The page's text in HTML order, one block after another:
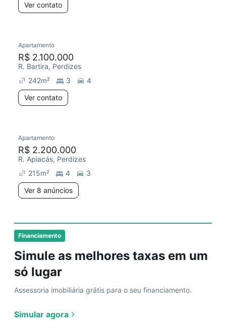
Financiamento
Simule as melhores taxas em um
só lugar
Assessoria imobiliária grátis para o seu financiamento.
Simular agora
Ver contato
Apartamento
R$ 2.100.000
R. Bartira, Perdizes
242m² 3
4
Ver contato
Apartamento
R$ 2.200.000
R. Apiacás, Perdizes
215m² 4
3
Ver 8 anúncios